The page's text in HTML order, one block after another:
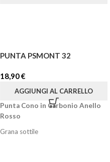
PUNTA PSMONT 32
18,90€
AGGIUNGI AL CARRELLO
Punta Cono in Carbonio Anello
Rosso
Grana sottile